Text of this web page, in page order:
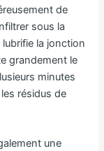
de
sous la
la jonction
grandement le
minutes
résidus de
une